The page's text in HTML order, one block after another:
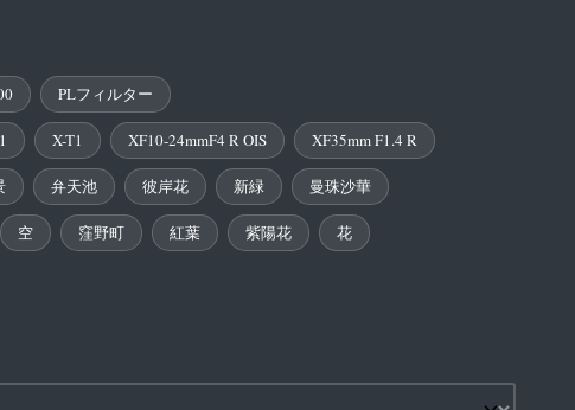
PLフィルター
X-T1 XF10-24mmF4 R OIS XF35mm F1.4 R
弁天池 彼岸花 新緑 曼珠沙華
空 窪野町 紅葉 紫陽花 花